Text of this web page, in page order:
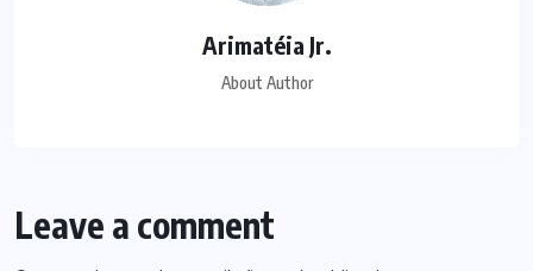
Arimatéia Jr.
About Author
Leave a comment